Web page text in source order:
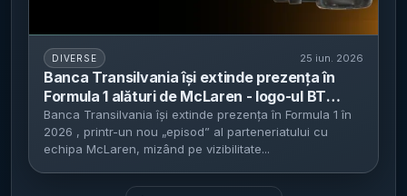
DIVERSE 25 iun. 2026
Banca Transilvania își extinde prezența în
Formula 1 alături de McLaren - logo-ul BT
apare la Marele Premiu al Austriei 2026 și
banca oferă cashback în weekendurile de
cursă
Banca Transilvania își extinde prezența în Formula 1 în
2026 , printr-un nou „episod” al parteneriatului cu
echipa McLaren, mizând pe vizibilitate...